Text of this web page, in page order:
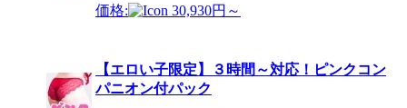
価格: 30,930円～
【エロい子限定】３時間～対応！ピンクコン
パニオン付パック